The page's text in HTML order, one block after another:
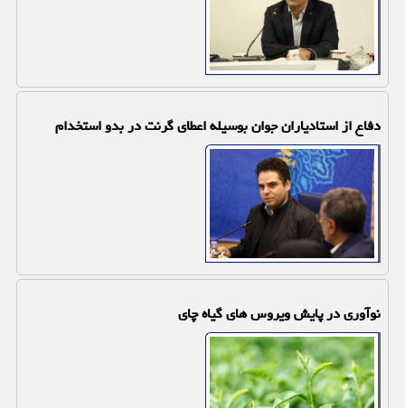
دفاع از استادیاران جوان بوسیله اعطای گرنت در بدو استخدام
نوآوری در پایش ویروس های گیاه چای